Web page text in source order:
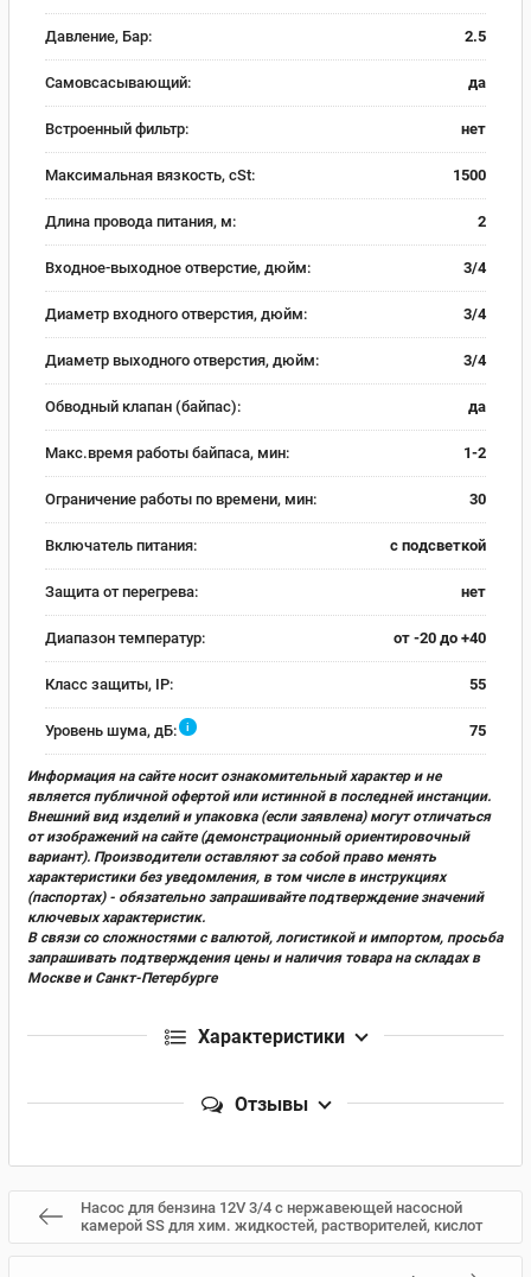
Давление, Бар: 2.5
Самовсасывающий: да
Встроенный фильтр: нет
Максимальная вязкость, cSt: 1500
Длина провода питания, м: 2
Входное-выходное отверстие, дюйм: 3/4
Диаметр входного отверстия, дюйм: 3/4
Диаметр выходного отверстия, дюйм: 3/4
Обводный клапан (байпас): да
Макс.время работы байпаса, мин: 1-2
Ограничение работы по времени, мин: 30
Включатель питания: с подсветкой
Защита от перегрева: нет
Диапазон температур: от -20 до +40
Класс защиты, IP: 55
Уровень шума, дБ: i 75
Информация на сайте носит ознакомительный характер и не
является публичной офертой или истинной в последней инстанции.
Внешний вид изделий и упаковка (если заявлена) могут отличаться
от изображений на сайте (демонстрационный ориентировочный
вариант). Производители оставляют за собой право менять
характеристики без уведомления, в том числе в инструкциях
(паспортах) - обязательно запрашивайте подтверждение значений
ключевых характеристик.
В связи со сложностями с валютой, логистикой и импортом, просьба
запрашивать подтверждения цены и наличия товара на складах в
Москве и Санкт-Петербурге
Характеристики
Отзывы
Насос для бензина 12V 3/4 с нержавеющей насосной
камерой SS для хим. жидкостей, растворителей, кислот